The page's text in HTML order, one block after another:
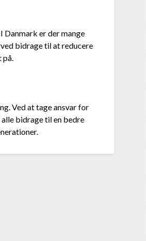
Danmark er der mange
bidrage til at reducere
på.
Ved at tage ansvar for
bidrage til en bedre